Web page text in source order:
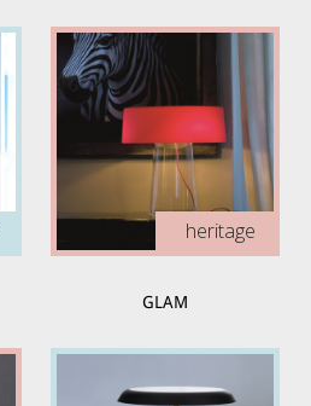
heritage
GLAM